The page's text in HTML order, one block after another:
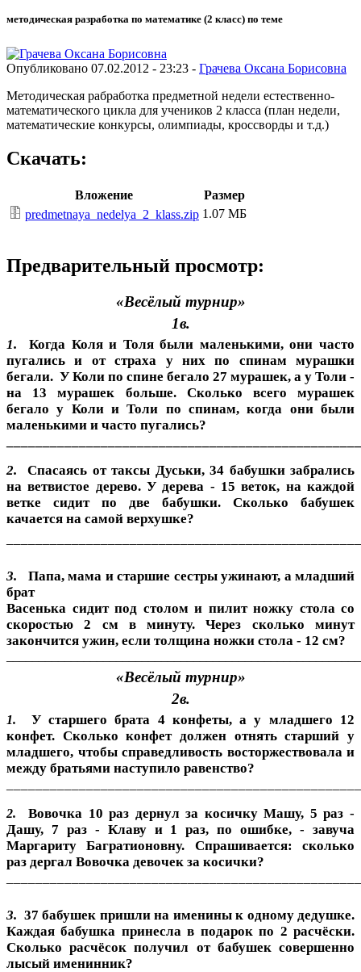
методическая разработка по математике (2 класс) по теме
Опубликовано 07.02.2012 - 23:23 - Грачева Оксана Борисовна
Методическая рабработка предметной недели естественно-
математического цикла для учеников 2 класса (план недели,
математические конкурсы, олимпиады, кроссворды и т.д.)
Скачать:
Вложение
Размер
predmetnaya_nedelya_2_klass.zip 1.07 МБ
Предварительный просмотр:
«Весёлый турнир»
1в.
1. Когда Коля и Толя были маленькими, они часто
пугались и от страха у них по спинам мурашки
бегали. У Коли по спине бегало 27 мурашек, а у Толи -
на 13 мурашек больше. Сколько всего мурашек
бегало у Коли и Толи по спинам, когда они были
маленькими и часто пугались?
2.
Спасаясь от таксы Дуськи, 34 бабушки забрались
на ветвистое дерево. У дерева - 15 веток, на каждой
ветке сидит по две бабушки.
Сколько бабушек
качается на самой верхушке?
3. Папа, мама и старшие сестры ужинают, а младший
брат
Васенька сидит под столом и пилит ножку стола со
скоростью 2 см в минуту. Через сколько минут
закончится ужин, если толщина ножки стола - 12 см?
«Весёлый турнир»
2в.
1.
У старшего брата 4 конфеты, а у младшего 12
конфет. Сколько конфет должен отнять старший у
младшего, чтобы справедливость восторжествовала и
между братьями наступило равенство?
2.
Вовочка 10 раз дернул за косичку Машу, 5 раз -
Дашу, 7 раз - Клаву и 1 раз, по ошибке, - завуча
Маргариту Багратионовну. Спрашивается: сколько
раз дергал Вовочка девочек за косички?
3. 37 бабушек пришли на именины к одному дедушке.
Каждая бабушка принесла в подарок по 2 расчёски.
Сколько расчёсок получил от бабушек совершенно
лысый именинник?